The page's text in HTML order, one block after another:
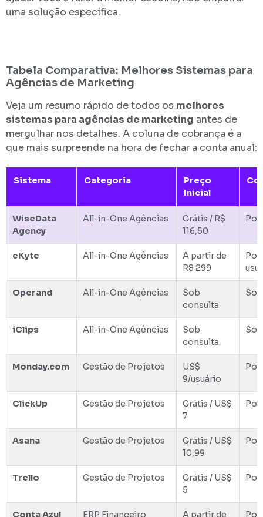
uma solução específica.
Tabela Comparativa: Melhores Sistemas para
Agências de Marketing
Veja um resumo rápido de todos os melhores
sistemas para agências de marketing antes de
mergulhar nos detalhes. A coluna de cobrança é a
que mais surpreende na hora de fechar a conta anual:
Sistema Categoria
Preço
Inicial
WiseData
Agency
All-in-One Agências
Grátis / R$
116,50
Por
eKyte All-in-One Agências
A partir de
R$ 299
Por
Operand All-in-One Agências
Sob
consulta
iClips All-in-One Agências
Sob
consulta
Monday.com Gestão de Projetos
US$
9/usuário
Por
ClickUp Gestão de Projetos
Grátis / US$
7
Por
Asana Gestão de Projetos
Grátis / US$
10,99
Por
Trello Gestão de Projetos
Grátis / US$
5
Por
Conta Azul ERP Financeiro
A partir de
Por